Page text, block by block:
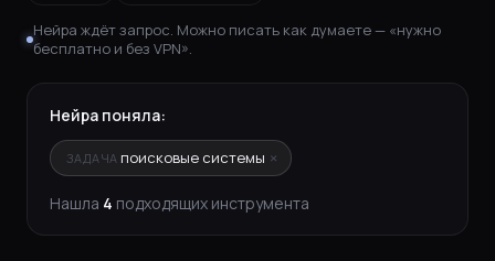
Нейра ждёт запрос. Можно писать как думаете — «нужно
бесплатно и без VPN».
Нейра поняла:
ЗАДАЧА поисковые системы ×
Нашла 4 подходящих инструмента